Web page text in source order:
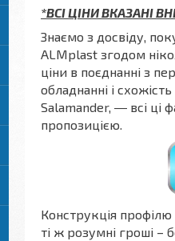
*ВСІ ЦІНИ ВКАЗАНІ
Знаємо з досвіду,
ALMplast згодом
ціни в поєднанні з
обладнанні і
Salamander, ― всі ці
пропозицією.
Конструкція
ті ж розумні гроші –